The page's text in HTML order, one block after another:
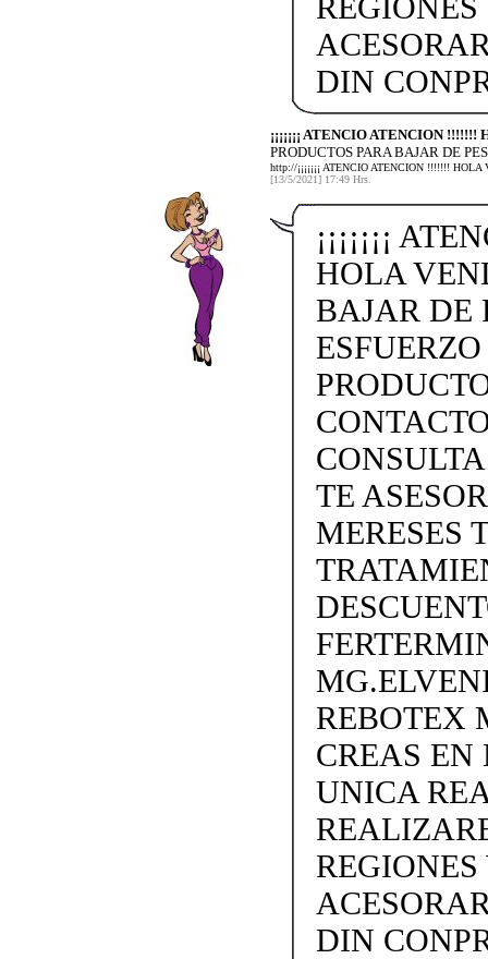
DIN
¡¡¡¡¡¡¡ ATENCIO ATENCION
PRODUCTOS PARA BAJAR DE
http://¡¡¡¡¡¡¡ ATENCIO ATENCION !!!!!!!
[13/5/2021] 17:49 Hrs.
¡¡¡¡¡¡¡
HOLA
BAJAR DE
TE
MERESES
REBOTEX
CREAS EN
UNICA
REGIONES
DIN